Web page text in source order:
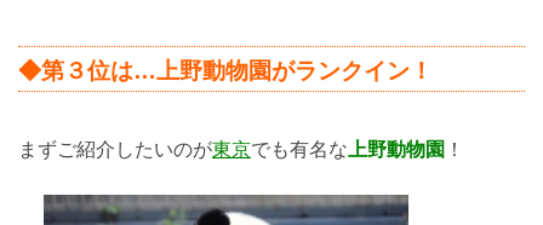
◆第３位は…上野動物園がランクイン！
まずご紹介したいのが東京でも有名な 上野動物園 ！